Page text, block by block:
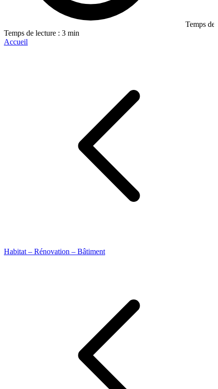
Temps de lecture : 3 min
Temps de
Accueil
Habitat – Rénovation – Bâtiment